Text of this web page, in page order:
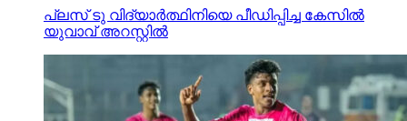
പ്ലസ് ടു വിദ്യാര്‍ത്ഥിനിയെ പീഡിപ്പിച്ച കേസില്‍
യുവാവ് അറസ്റ്റില്‍